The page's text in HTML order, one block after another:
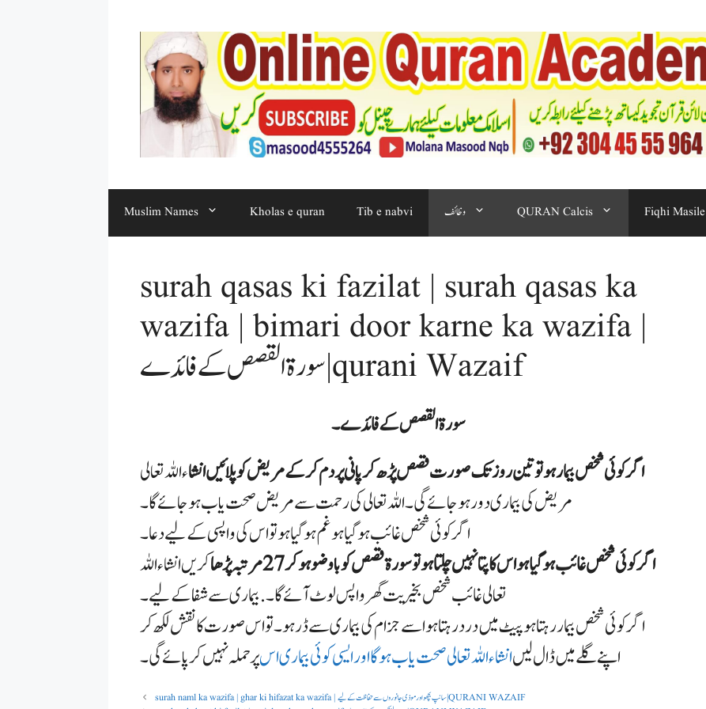
Muslim Names Kholas e quran Tib e nabvi وظائف QURAN Calcis Fiqhi Masile
surah qasas ki fazilat | surah qasas ka
wazifa | bimari door karne ka wazifa |
سورۃ القصص کے فائدے | qurani Wazaif
سورۃ القصص کے فائدے ۔
اگر کوئی شخص بیمار ہو تو تین روز تک صورت قصص پڑھ کر پانی پر دم کرکے مریض کو پلائیں انشاء اللہ تعالی
مریض کی بیماری دور ہوجائے گی ۔ اللہ تعالی کی رحمت سے مریض صحت یاب ہو جائے گا ۔
اگر کوئی شخص غائب ہو گیا ہو غم ہو گیا ہو تو اس کی و ا پسی کے لیے دعا ۔
اگر کوئی شخص غائب ہو گیا ہو اس کا پتا نہیں چلتا ہو تو سورۃ قصص کو با وضو ہو کر 27 مرتبہ پڑھا
کریں انشاء اللہ
تعالی غائب شخص بخیریت گھر واپس لوٹ آئے گا ۔ . بیماری سے شفا کے لیے ۔
اگر کوئی شخص بیمار رہتا ہو پیٹ میں درد رہتا ہو اسے جزا م کی بیماری سے ڈر ہو ۔ تو اس صورت کا نقش لکھ کر
اپنے گلے میں ڈال لیںانشاء اللہ تعالی صحت یاب ہوگا اور ایسی کوئی بیماری اسپر حملہ نہیں کر پائے گی ۔
surah naml ka wazifa | ghar ki hifazat ka wazifa | سانپ بچھو اور موذی جانوروں سے حفاظت کے لیے | QURANI WAZAIF